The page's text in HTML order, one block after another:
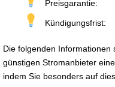
Preisgarantie:
Kündigungsfrist:
Die folgenden Informationen
günstigen Stromanbieter
indem Sie besonders auf